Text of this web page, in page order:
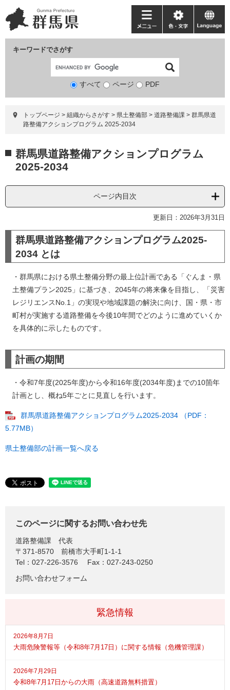
ー
ジ
ニ
ュ
て
キーワードでさがす
検
象
すべて ページ PDF
メ
ニ
ー
色・
文
language
トップページ > 組織からさがす > 県土整備部 > 道路整備課 > 群馬県道
路整備アクションプログラム 2025-2034
文 群馬県道路整備アクションプログラム
2025-2034
ページ内目次
更新日：2026年3月31日
群馬県道路整備アクションプログラム2025-
2034 とは
・群馬県における県土整備分野の最上位計画である「ぐんま・県
土整備プラン2025」に基づき、2045年の将来像を目指し、「災害
レジリエンスNo.1」の実現や地域課題の解決に向け、国・県・市
町村が実施する道路整備を今後10年間でどのように進めていくか
を具体的に示したものです。
計画の期間
・令和7年度(2025年度)から令和16年度(2034年度)までの10箇年
計画とし、概ね5年ごとに見直しを行います。
群馬県道路整備アクションプログラム2025-2034 （PDF：
5.77MB）
県土整備部の計画一覧へ戻る
このページに関するお問い合わせ先
道路整備課
代表
〒371-8570
前橋市大手町1-1-1
Tel：027-226-3576
Fax：027-243-0250
お問い合わせフォーム
緊急情報
2026年8月7日
大雨危険警報等（令和8年7月17日）に関する情報（危機管理課）
2026年7月29日
令和8年7月17日からの大雨（高速道路無料措置）